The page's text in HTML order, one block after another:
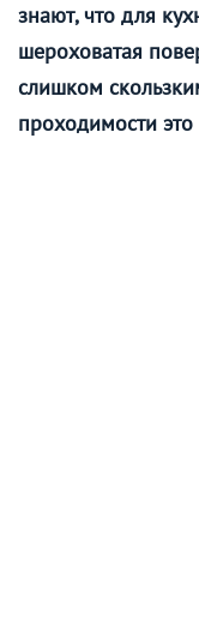
знают, что для
шероховатая
слишком
проходимости